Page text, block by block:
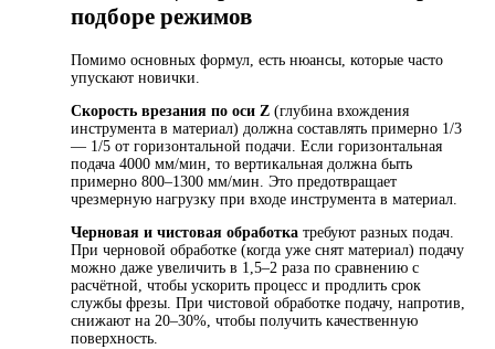
подборе режимов
Помимо основных формул, есть нюансы, которые часто
упускают новички.
Скорость врезания по оси Z (глубина вхождения
инструмента в материал) должна составлять примерно 1/3
— 1/5 от горизонтальной подачи. Если горизонтальная
подача 4000 мм/мин, то вертикальная должна быть
примерно 800–1300 мм/мин. Это предотвращает
чрезмерную нагрузку при входе инструмента в материал.
Черновая и чистовая обработка требуют разных подач.
При черновой обработке (когда уже снят материал) подачу
можно даже увеличить в 1,5–2 раза по сравнению с
расчётной, чтобы ускорить процесс и продлить срок
службы фрезы. При чистовой обработке подачу, напротив,
снижают на 20–30%, чтобы получить качественную
поверхность.